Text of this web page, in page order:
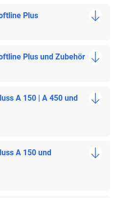
Plus
Plus und Zubehör
A 150 | A 450 und
A 150 und